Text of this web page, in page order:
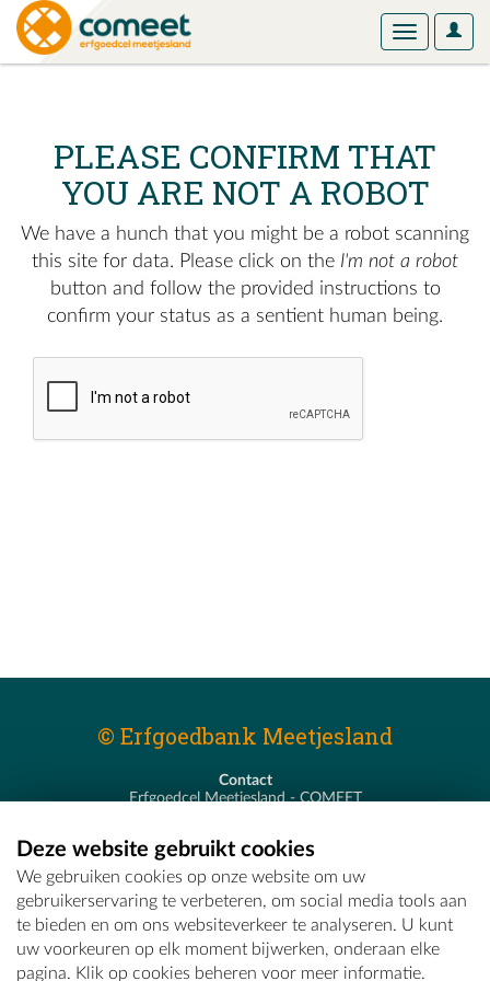
User
Toggle
PLEASE CONFIRM THAT
YOU ARE NOT A ROBOT
We have a hunch that you might be a robot scanning
this site for data. Please click on the I'm not a robot
button and follow the provided instructions to
confirm your status as a sentient human being.
© Erfgoedbank Meetjesland
Contact
Erfgoedcel Meetjesland - COMEET
T - 09 373 75 96
E -erfgoedcel@comeet.be
Deze website gebruikt cookies
We gebruiken cookies op onze website om uw
gebruikerservaring te verbeteren, om social media tools aan
te bieden en om ons websiteverkeer te analyseren. U kunt
uw voorkeuren op elk moment bijwerken, onderaan elke
pagina. Klik op cookies beheren voor meer informatie.